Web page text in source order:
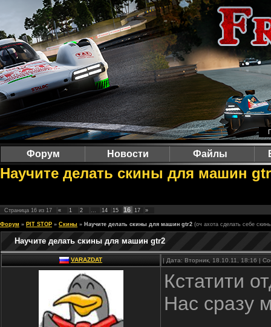
Форум Новости Файлы
Научите делать скины для машин
Страница 16 из 17 « 1 2 … 14 15 16 17 »
Форум » PIT STOP » Скины » Научите делать скины для машин gtr2 (оч ахота сделать себе
Научите делать скины для машин gtr2
VARAZDAT | Дата: Вторник, 18.10.11, 18:16 |
Кстатити
Нас сразу